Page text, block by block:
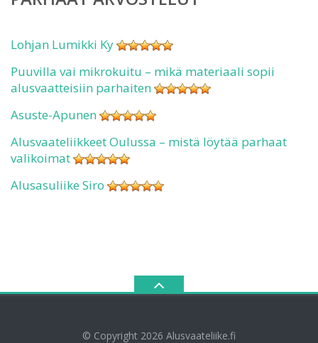
Lohjan Lumikki Ky
Puuvilla vai mikrokuitu – mikä materiaali sopii
alusvaatteisiin parhaiten
Asuste-Apunen
Alusvaateliikkeet Oulussa – mistä löytää parhaat
valikoimat
Alusasuliike Siro
© Copyright 2026 Alusvaateliike.fi